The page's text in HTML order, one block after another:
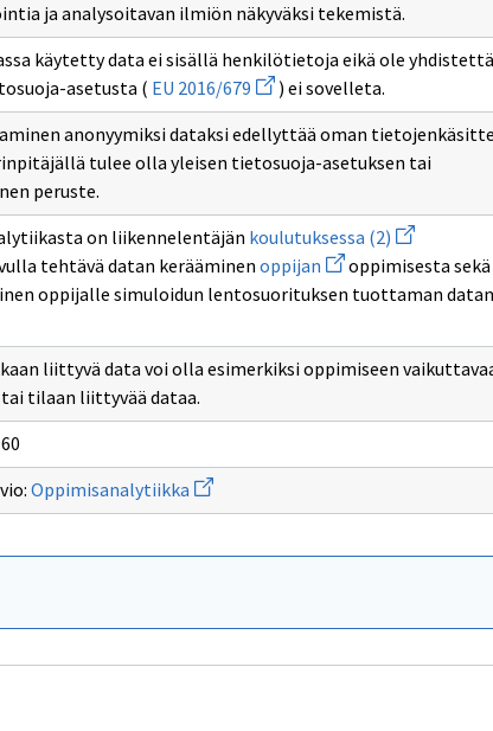
ja analysoitavan ilmiön näkyväksi tekemistä.
käytetty data ei sisällä henkilötietoja eikä ole
asetusta ( EU 2016/679 Avaa
uuden
ikkunan
sivulle
EU
2016/679
) ei sovelleta.
anonyymiksi dataksi edellyttää oman
tulee olla yleisen tietosuoja-asetuksen tai
peruste.
on liikennelentäjän koulutuksessa (2) Avaa
uuden
ikkunan
sivulle
koulutuksessa
tehtävä datan kerääminen oppijan Avaa
uuden
ikkunan
oppimisesta sekä
oppijalle simuloidun lentosuorituksen tuottaman datan
liittyvä data voi olla esimerkiksi oppimiseen
tilaan liittyvää dataa.
Oppimisanalytiikka Avaa
uuden
ikkunan
Oppimisanalytiikka